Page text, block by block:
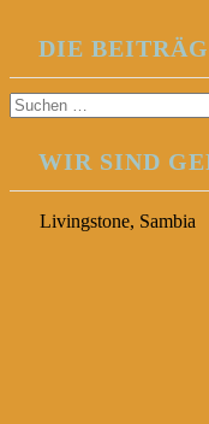
DIE
Suchen
nach:
WIR SIND
Livingstone, Sambia